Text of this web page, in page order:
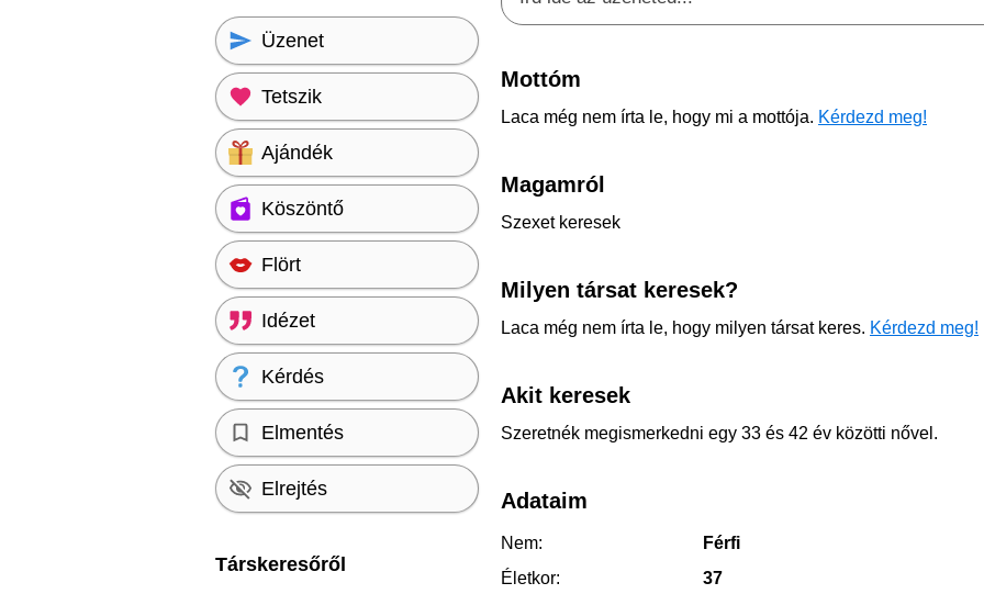
Mottóm
Laca még nem írta le, hogy mi a mottója. Kérdezd meg!
Magamról
Szexet keresek
Milyen társat keresek?
Laca még nem írta le, hogy milyen társat keres. Kérdezd meg!
Akit keresek
Szeretnék megismerkedni egy 33 és 42 év közötti nővel.
Adataim
Nem:
Férfi
Életkor:
37
Üzenet
Tetszik
Ajándék
Köszöntő
Flört
Idézet
Kérdés
Elmentés
Elrejtés
Társkeresőről